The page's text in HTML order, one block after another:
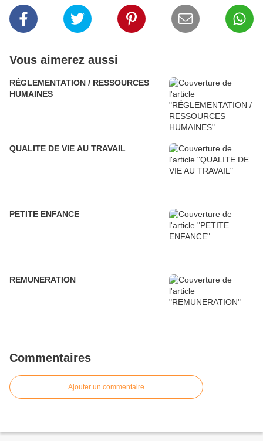
Vous aimerez aussi
RÉGLEMENTATION / RESSOURCES
HUMAINES
QUALITE DE VIE AU TRAVAIL
PETITE ENFANCE
REMUNERATION
Commentaires
Ajouter un commentaire